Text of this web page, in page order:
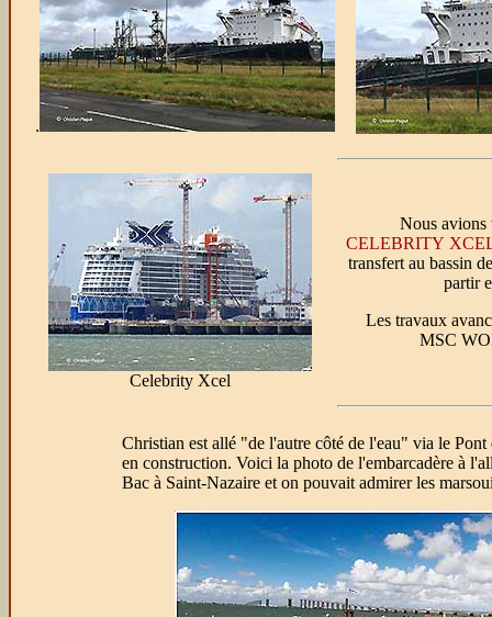
.
Celebrity Xcel
Nous avions
CELEBRITY
transfert au bassin
partir
Les travaux
MSC
Christian est allé "de l'autre côté de l'eau" via le
en construction. Voici la photo de l'embarcadère à
Bac à Saint-Nazaire et on pouvait admirer les